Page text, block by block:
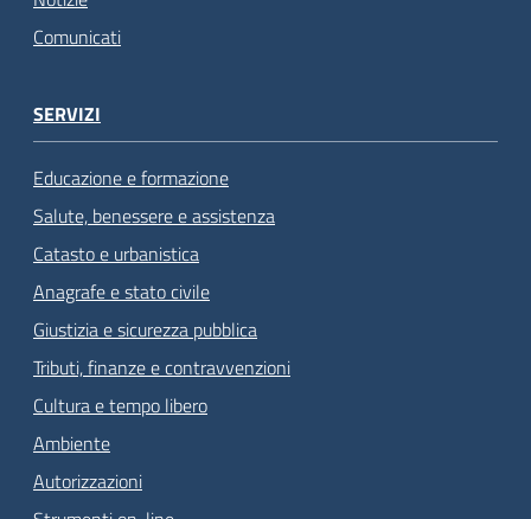
Comunicati
SERVIZI
Educazione e formazione
Salute, benessere e assistenza
Catasto e urbanistica
Anagrafe e stato civile
Giustizia e sicurezza pubblica
Tributi, finanze e contravvenzioni
Cultura e tempo libero
Ambiente
Autorizzazioni